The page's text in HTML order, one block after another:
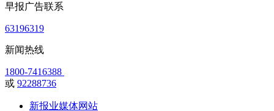
早报广告联系
63196319
新闻热线
1800-7416388
或 92288736
新报业媒体网站